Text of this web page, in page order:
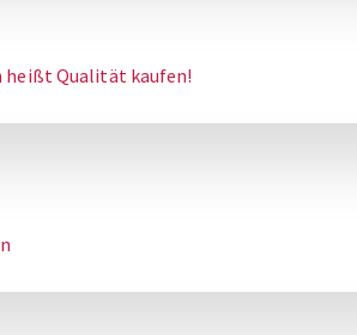
heißt Qualität kaufen!